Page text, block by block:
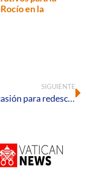
en la
SIGUIENTE
Una ocasión para redescubrir a la familia como Iglesia doméstica